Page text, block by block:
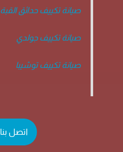
صيانة تكييف حدائق القبة
صيانة تكييف جولدي
صيانة تكييف توشيبا
اتصل بنا